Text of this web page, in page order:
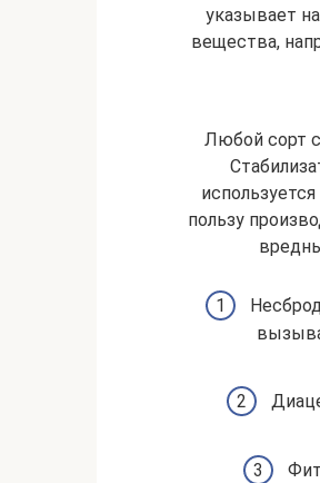
указывает
вещества,
Любой сорт
пользу